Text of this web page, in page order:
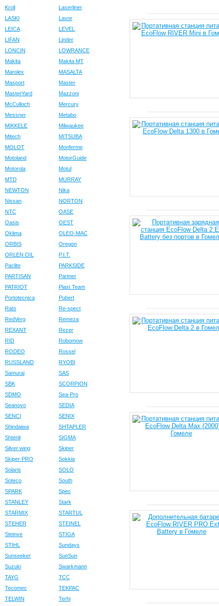
Kroll
Laserliner
LASKI
Lavor
LEICA
LEVEL
LIFAN
Linder
LONCIN
LOWRANCE
Makita
Makita MT
Marolex
MASALTA
Masport
Master
MasterYard
Mazzoni
McCulloch
Mercury
Messner
Metabo
MIKKELE
Milwaukee
Mitech
MITSUBA
MOLOT
Monferme
Motoland
MotorGuide
Motorola
Motul
MTD
MURRAY
NEWTON
Nika
Nissan
NORTON
NTC
OASE
Oasis
OEST
Oklima
OLEO-MAC
ORBIS
Oregon
ORLEN OIL
P.I.T.
Paclite
PARKSIDE
PARTISAN
Partner
PATRIOT
Plast Team
Portotecnica
Pubert
Rato
Re-spect
RedVerg
Remeza
REXANT
Rezer
RID
Robomow
RODEO
Rossel
RUSSLAND
RYOBI
Samurai
SAS
SBK
SCORPION
SDMO
Sea-Pro
Seanovo
SEDIA
SENCI
SENIX
Shindaiwa
SHTAPLER
Shtenli
SIGMA
Silver wing
Skiper
Skiper PRO
Sokkia
Solaris
SOLO
Soteco
South
SPARK
Spec
STANLEY
Stark
STARMIX
STARTUL
STEHER
STEINEL
Steinve
STIGA
STIHL
Sundays
Sunseeker
SunSun
Suzuki
Swarkmann
TAYG
TCC
Tecomec
TEKPAC
TELWIN
Terhi